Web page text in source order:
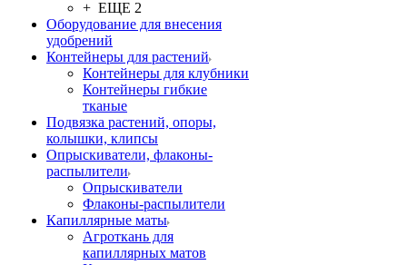
+ ЕЩЕ 2
Оборудование для внесения
удобрений
Контейнеры для растений
Контейнеры для клубники
Контейнеры гибкие
тканые
Подвязка растений, опоры,
колышки, клипсы
Опрыскиватели, флаконы-
распылители
Опрыскиватели
Флаконы-распылители
Капиллярные маты
Агроткань для
капиллярных матов